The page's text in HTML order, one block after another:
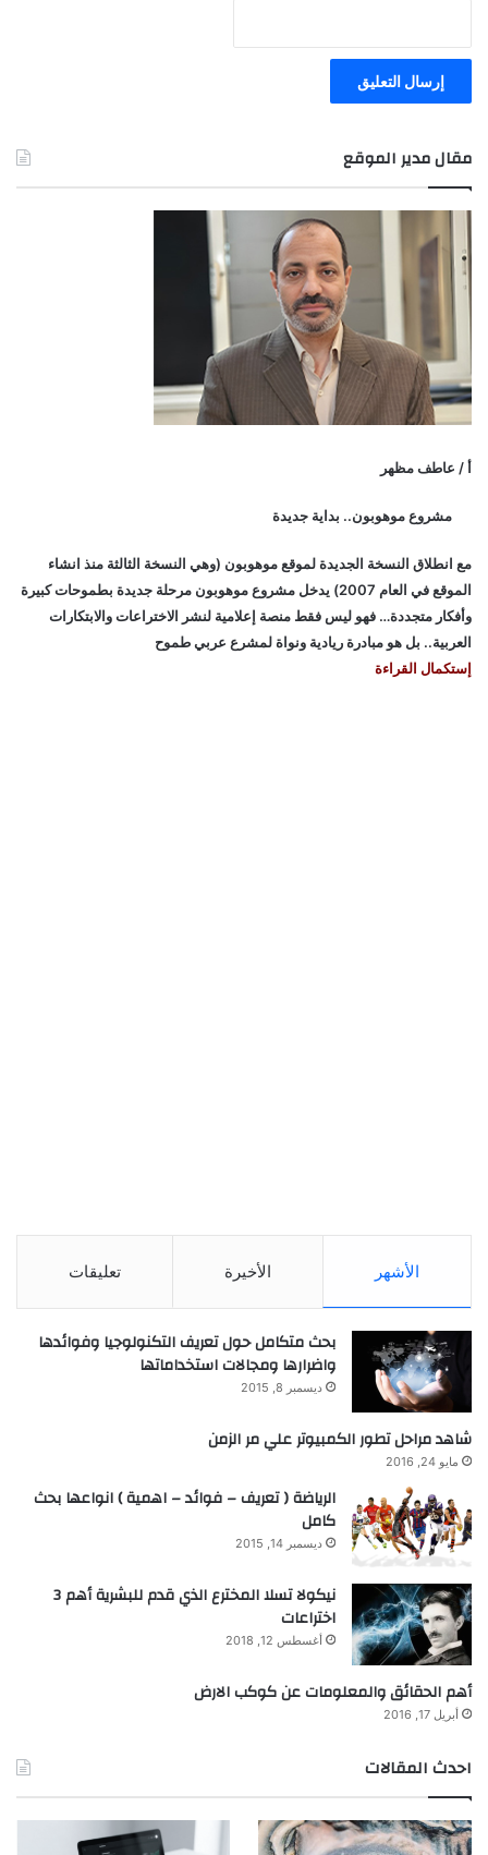
مقال مدير الموقع
أ / عاطف مظهر
مشروع موهوبون.. بداية جديدة
مع انطلاق النسخة الجديدة لموقع موهوبون (وهي النسخة الثالثة منذ انشاء
الموقع في العام 2007) يدخل مشروع موهوبون مرحلة جديدة بطموحات كبيرة
وأفكار متجددة… فهو ليس فقط منصة إعلامية لنشر الاختراعات والابتكارات
العربية.. بل هو مبادرة ريادية ونواة لمشرع عربي طموح
إستكمال القراءة
الأشهر الأخيرة تعليقات
بحث متكامل حول تعريف التكنولوجيا وفوائدها
واضرارها ومجالات استخداماتها
ديسمبر 8, 2015
شاهد مراحل تطور الكمبيوتر علي مر الزمن
مايو 24, 2016
الرياضة ( تعريف – فوائد – اهمية ) انواعها بحث
كامل
ديسمبر 14, 2015
نيكولا تسلا المخترع الذي قدم للبشرية أهم 3
اختراعات
أغسطس 12, 2018
أهم الحقائق والمعلومات عن كوكب الارض
أبريل 17, 2016
احدث المقالات